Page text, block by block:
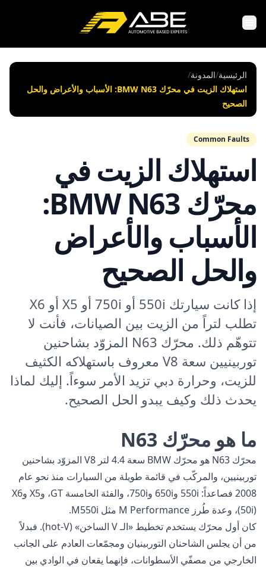
الرئيسية/المدونة/
استهلاك الزيت في محرّك BMW N63: الأسباب والأعراض والحل
الصحيح
Common Faults
استهلاك الزيت في
محرّك BMW N63:
الأسباب والأعراض
والحل الصحيح
إذا كانت سيارتك 550i أو 750i أو X5 أو X6
تطلب لتراً من الزيت بين الصيانات، فأنت لا
تتوهّم ذلك. محرّك N63 المزوّد بشاحنين
توربينيين سعة V8 معروف باستهلاكه الكثيف
للزيت، وحرارة دبي تزيد الأمر سوءاً. إليك لماذا
يحدث ذلك وكيف يبدو الحل الصحيح.
ما هو محرّك N63
محرّك N63 هو محرّك BMW سعة 4.4 لتر V8 المزوّد بشاحنين
توربينيين، والمركّب في قائمة طويلة من السيارات منذ نحو عام
2008 فصاعداً: 550i و650i و750i، والفئة الخامسة GT، وX5 وX6
(50i)، وعدة طُرز M Performance مثل M550i.
كان أول محرّك يستخدم تخطيط «الـ V الساخن» (hot-V). فبدلاً
من أن يجلس الشاحنان التوربينيان ومجمّعات العادم على الجانب
الخارجي من مصفّي الأسطوانات، فإنهما يقعان في الوادي بين